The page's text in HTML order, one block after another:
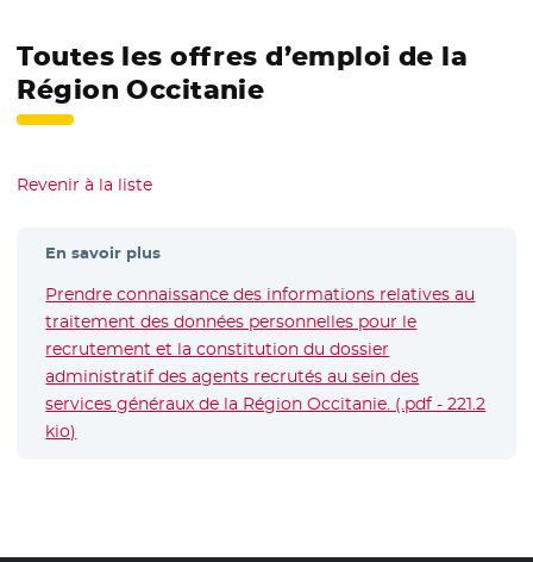
Toutes les offres d’emploi de la
Région Occitanie
Revenir à la liste
En savoir plus
Prendre connaissance des informations relatives au
traitement des données personnelles pour le
recrutement et la constitution du dossier
administratif des agents recrutés au sein des
services généraux de la Région Occitanie. (.pdf - 221.2
kio)